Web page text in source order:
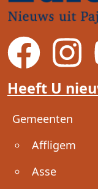
Heeft U
Voet
Gemeenten
Affligem
Asse